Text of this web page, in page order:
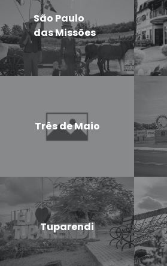
São Paulo
das Missões
Três de Maio
Tuparendi